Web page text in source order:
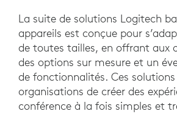
La suite de solutions Logitech
appareils est conçue pour
de toutes tailles, en offrant aux
des options sur mesure et un
de fonctionnalités. Ces
organisations de créer des
conférence à la fois simples et